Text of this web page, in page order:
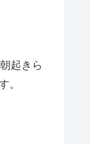
起きら
。